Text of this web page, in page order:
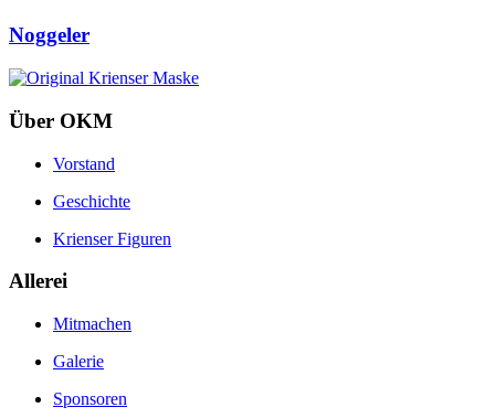
Noggeler
Über OKM
Vorstand
Geschichte
Krienser Figuren
Allerei
Mitmachen
Galerie
Sponsoren